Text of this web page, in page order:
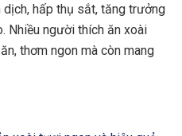
hấp thụ sắt, tăng trưởng
Nhiều người thích ăn xoài
thơm ngon mà còn mang